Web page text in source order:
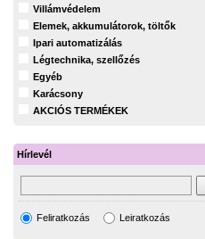
Villámvédelem
Elemek, akkumulátorok, töltők
Ipari automatizálás
Légtechnika, szellőzés
Egyéb
Karácsony
AKCIÓS TERMÉKEK
Hírlevél
Feliratkozás Leiratkozás